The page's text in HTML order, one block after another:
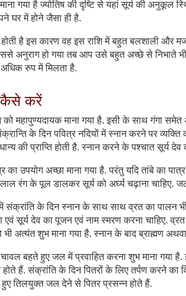
गया है ज्योतिष की दृष्टि से यहां सूर्य की अनुकूल
घर में होने जैसा ही है.
होती है इस कारण वह इस राशि में बहुत बलशाली
अनुराग हो गया तब आप उसे बहुत अच्छे से निभाते भी
रुप में मिलता है.
कैसे करें
महापुण्यदायक माना गया है. इसी के साथ गंगा
के दिन पवित्र नदियों में स्नान करने पर व्यक्ति
की प्राप्ति होती है. स्नान करने के पश्चात सूर्य
उपयोग अच्छा माना गया है. परंतु यदि तांबे का
रंग के पूल डालकर सूर्य को अर्घ्य चढ़ाना चाहिए.
संक्रांति के दिन स्नान के साथ साथ व्रत का पालन भी
एवं सूर्य देव का पूजन एवं नाम स्मरण करना चाहिए.
अत्यंत शुभ माना गया है. स्नान के बाद ब्राह्मण
बहते हुए जल में प्रवाहित करना शुभ माना गया
हैं. संक्रांति के दिन पितरों के लिए तर्पण करने का
तिलयुक्त जल देने से पितर प्रसन्न होते हैं.